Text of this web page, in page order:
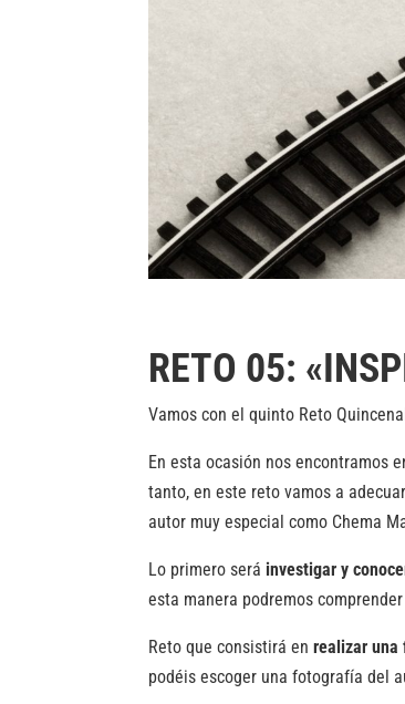
RETO 05:
Vamos con el quinto Reto
En esta ocasión nos encontramos
tanto, en este reto vamos a
autor muy especial como Chema
Lo primero será investigar y
esta manera podremos
Reto que consistirá en realizar
podéis escoger una fotografía del